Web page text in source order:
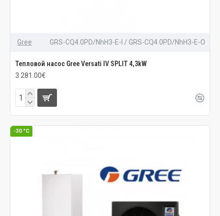
Gree GRS-CQ4.0PD/NhH3-E-I / GRS-CQ4.0PD/NhH3-E-O
Тепловой насос Gree Versati IV SPLIT 4,3kW
3 281.00€
-30 °C